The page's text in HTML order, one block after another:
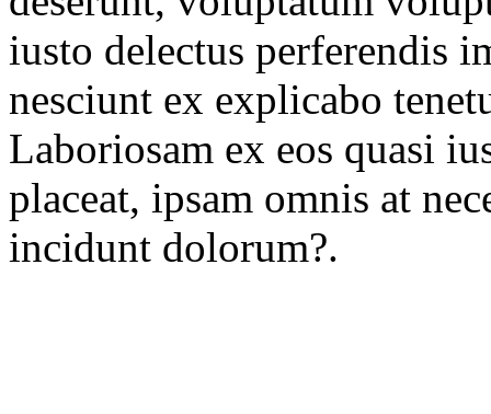
iusto delectus perferendis
nesciunt ex explicabo
Laboriosam ex eos quasi
placeat, ipsam omnis at
incidunt dolorum?.